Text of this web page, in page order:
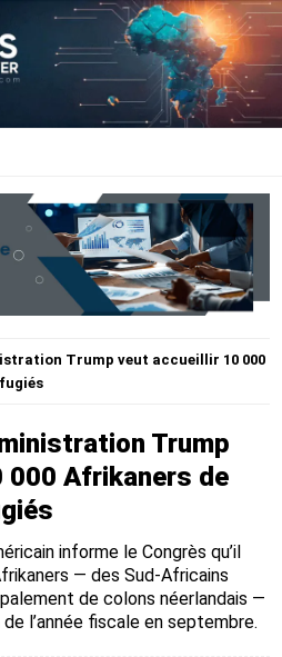
Trump veut accueillir 10 000
Trump
000 Afrikaners de
informe le Congrès qu’il
— des Sud-Africains
de colons néerlandais —
l’année fiscale en septembre.